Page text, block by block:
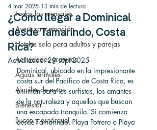
Todos los mensajes
Aventura y emoción
Hoteles solo para adultos y parejas
Actividades gratuitas
Aguas termales
Alquiler de autos
Bienestar
Buceo y esnórquel
¿Cómo llegar a Dominical
desde Tamarindo, Costa
Rica?
4 mar 2025 13 min de lectura
Actualizado:29 sept 2025
Dominical, ubicado en la impresionante
costa sur del Pacífico de Costa Rica, es
un imán para los surfistas, los amantes
de la naturaleza y aquellos que buscan
una escapada tranquila. Si comienza
desde Tamarindo, Playa Potrero o Playa